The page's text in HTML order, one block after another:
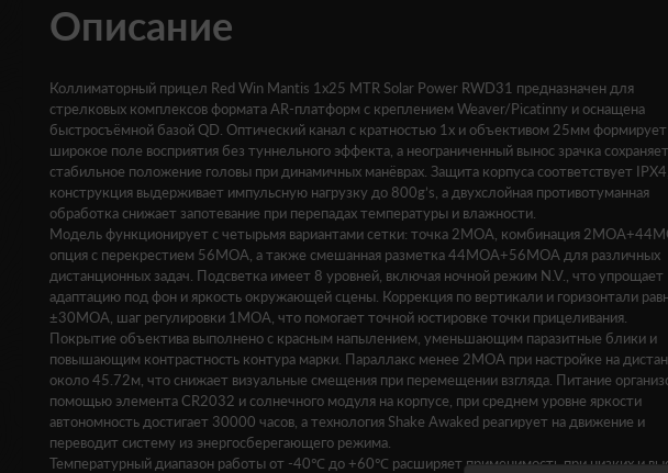
Описание
Коллиматорный прицел Red Win Mantis 1x25 MTR Solar Power RWD31 предназначен для
стрелковых комплексов формата AR-платформ с креплением Weaver/Picatinny и оснащена
быстросъёмной базой QD. Оптический канал с кратностью 1x и объективом 25мм формирует
широкое поле восприятия без туннельного эффекта, а неограниченный вынос зрачка сохраняет
стабильное положение головы при динамичных манёврах. Защита корпуса соответствует IPX4,
конструкция выдерживает импульсную нагрузку до 800g’s, а двухслойная противотуманная
обработка снижает запотевание при перепадах температуры и влажности.
Модель функционирует с четырьмя вариантами сетки: точка 2MOA, комбинация
опция с перекрестием 56MOA, а также смешанная разметка 44MOA+56MOA для различных
дистанционных задач. Подсветка имеет 8 уровней, включая ночной режим N.V., что упрощает
адаптацию под фон и яркость окружающей сцены. Коррекция по вертикали и горизонтали
±30MOA, шаг регулировки 1MOA, что помогает точной юстировке точки прицеливания.
Покрытие объектива выполнено с красным напылением, уменьшающим паразитные блики и
повышающим контрастность контура марки. Параллакс менее 2MOA при настройке на
около 45.72м, что снижает визуальные смещения при перемещении взгляда. Питание
помощью элемента CR2032 и солнечного модуля на корпусе, при среднем уровне яркости
автономность достигает 30000 часов, а технология Shake Awaked реагирует на движение и
переводит систему из энергосберегающего режима.
Температурный диапазон работы от -40℃ до +60℃ расширяет применимость при низких и